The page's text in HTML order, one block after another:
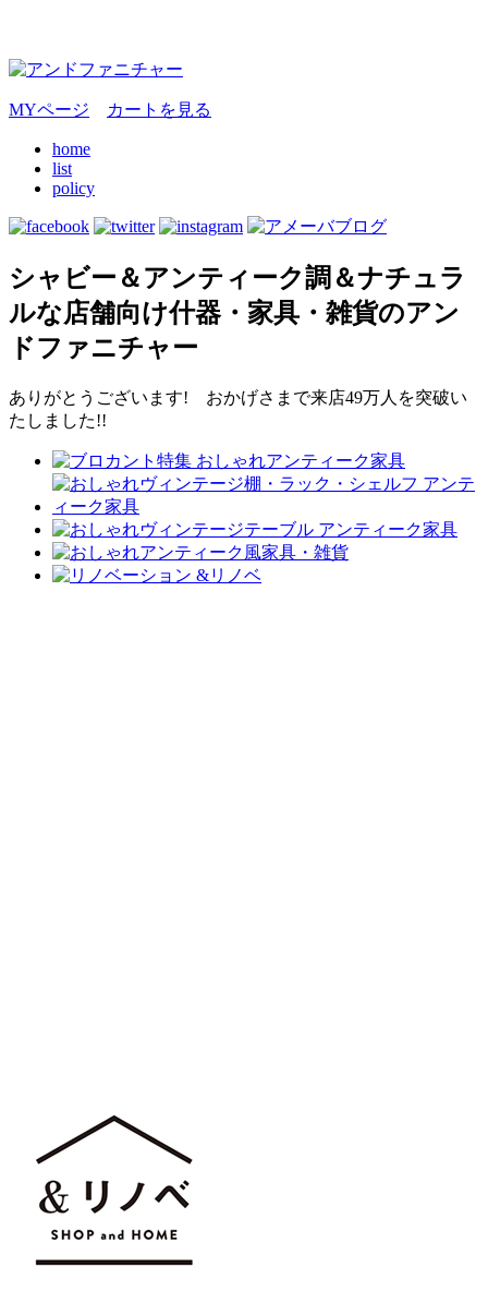
MYページ カートを見る
home
list
policy
シャビー＆アンティーク調＆ナチュラ
ルな店舗向け什器・家具・雑貨のアン
ドファニチャー
ありがとうございます! おかげさまで来店49万人を突破い
たしました!!